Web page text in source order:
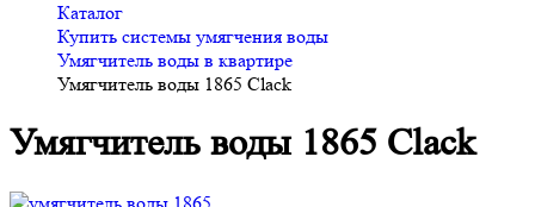
Каталог
Купить системы умягчения воды
Умягчитель воды в квартире
Умягчитель воды 1865 Clack
Умягчитель воды 1865 Clack